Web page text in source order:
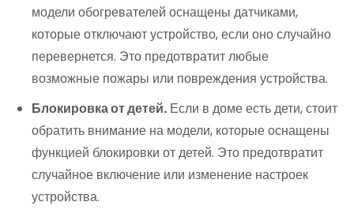
модели обогревателей оснащены датчиками,
которые отключают устройство, если оно случайно
перевернется. Это предотвратит любые
возможные пожары или повреждения устройства.
Блокировка от детей. Если в доме есть дети, стоит
обратить внимание на модели, которые оснащены
функцией блокировки от детей. Это предотвратит
случайное включение или изменение настроек
устройства.